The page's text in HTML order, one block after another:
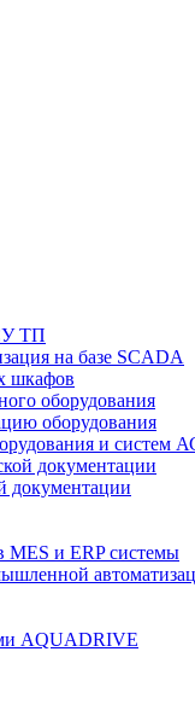
ТП
на базе SCADA
шкафов
оборудования
оборудования
и систем
документации
документации
MES и ERP системы
AQUADRIVE